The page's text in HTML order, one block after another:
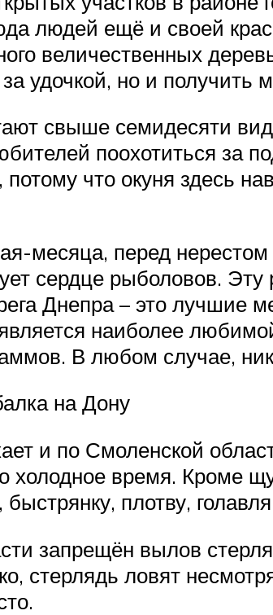
людей ещё и своей
величественных
удочкой, но и
свыше семидесяти
поохотиться за
что окуня здесь
месяца, перед нерестом
сердце рыболовов.
Днепра – это лучшие
наиболее
В любом случае,
на Дону
и по Смоленской
холодное время. Кроме
быстрянку, плотву,
запрещён вылов
стерлядь ловят